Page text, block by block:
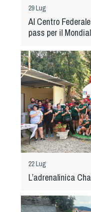
29 Lug
Al Centro
pass per il
22 Lug
L’adrenalinica